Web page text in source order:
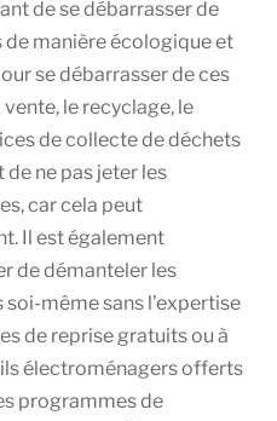
de se débarrasser de
manière écologique et
se débarrasser de ces
le recyclage, le
de collecte de déchets
ne pas jeter les
car cela peut
Il est également
de démanteler les
même sans l’expertise
de reprise gratuits ou à
électroménagers offerts
programmes de